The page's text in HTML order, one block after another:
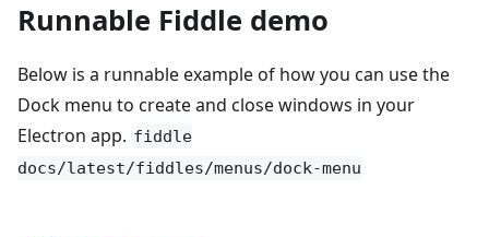
Runnable Fiddle demo
Below is a runnable example of how you can use the
Dock menu to create and close windows in your
Electron app. fiddle
docs/latest/fiddles/menus/dock-menu